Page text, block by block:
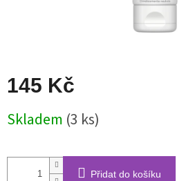
145 Kč
cena:
Skladem (3 ks)
Přidat do košíku